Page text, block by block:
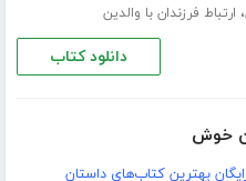
، ارتباط فرزندان با والدین
دانلود کتاب
خوش
رایگان بهترین کتاب‌های داستان